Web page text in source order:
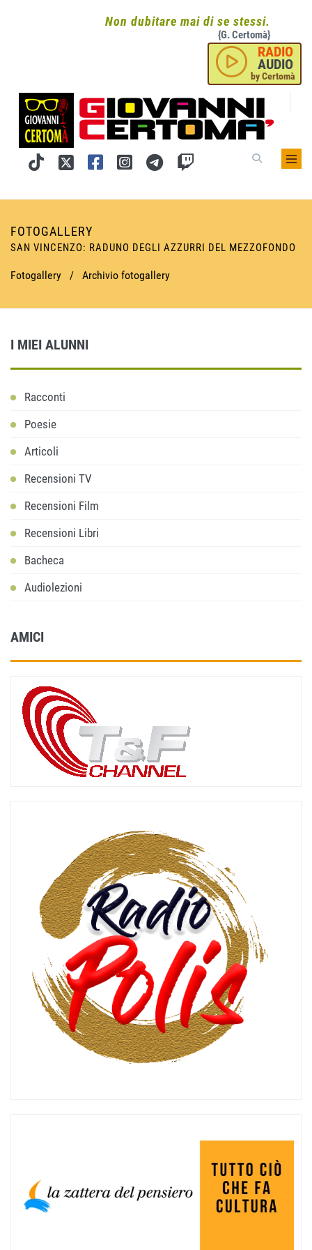
Non dubitare mai di se stessi.
{G. Certomà}
RADIO
AUDIO
by Certomà
FOTOGALLERY
SAN VINCENZO: RADUNO DEGLI AZZURRI DEL MEZZOFONDO
Fotogallery / Archivio fotogallery
I MIEI ALUNNI
Racconti
Poesie
Articoli
Recensioni TV
Recensioni Film
Recensioni Libri
Bacheca
Audiolezioni
AMICI